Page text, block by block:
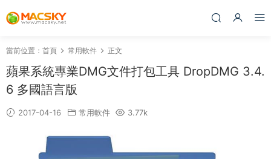
當前位置： 首頁 常用軟件 正文
蘋果系統專業DMG文件打包工具 DropDMG 3.4.
6 多國語言版
2017-04-16 常用軟件 3.77k